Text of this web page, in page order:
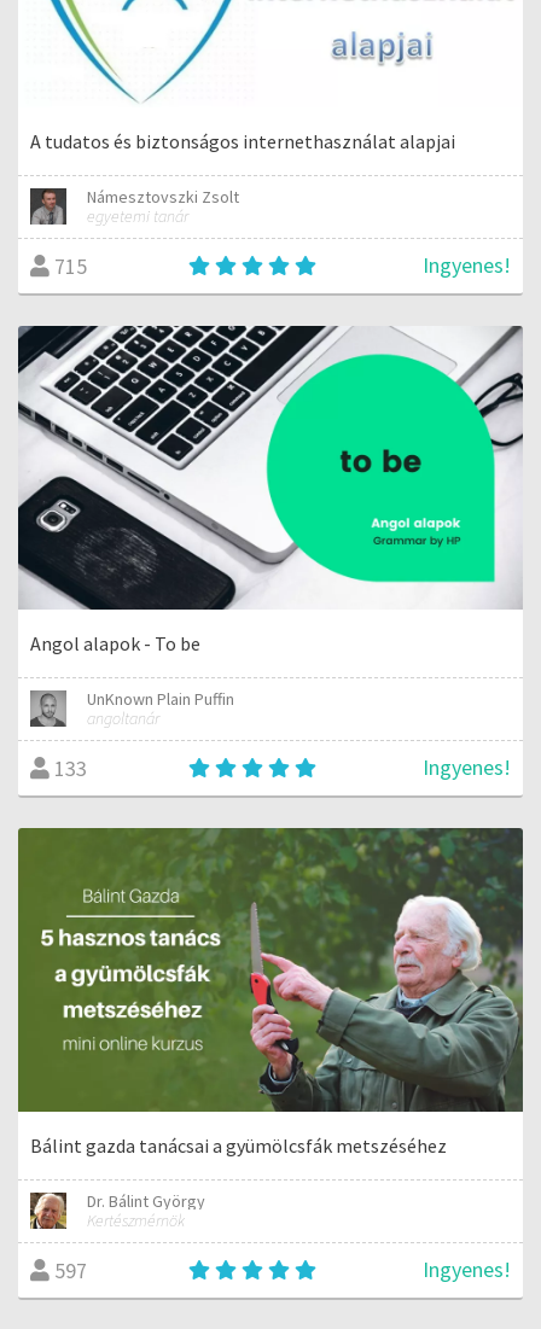
A tudatos és biztonságos internethasználat alapjai
Námesztovszki Zsolt
egyetemi tanár
715 Ingyenes!
Angol alapok - To be
UnKnown Plain Puffin
angoltanár
133 Ingyenes!
Bálint gazda tanácsai a gyümölcsfák metszéséhez
Dr. Bálint György
Kertészmérnök
597 Ingyenes!